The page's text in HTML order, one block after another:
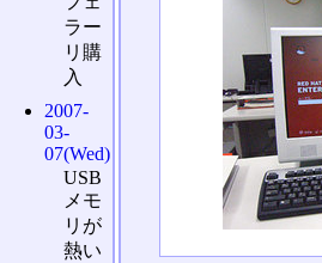
ラー
リ購
入
2007-
03-
07(Wed)
USB
メモ
リが
熱い